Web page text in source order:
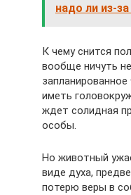
надо ли из-
К чему снится
вообще ничуть
иметь
ждет солидная
особы.
Но животный
виде духа,
потерю веры в